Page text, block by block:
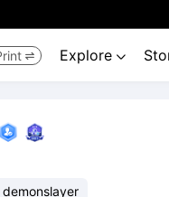
 Explore 
demonslayer